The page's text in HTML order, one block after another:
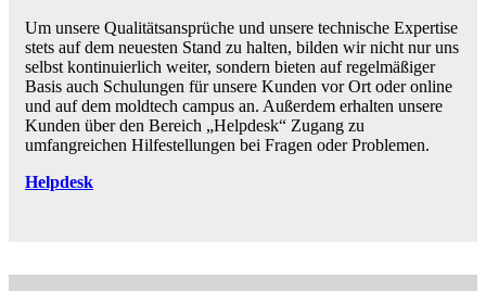
Um unsere Qualitätsansprüche und unsere technische Expertise
stets auf dem neuesten Stand zu halten, bilden wir nicht nur uns
selbst kontinuierlich weiter, sondern bieten auf regelmäßiger
Basis auch Schulungen für unsere Kunden vor Ort oder online
und auf dem moldtech campus an. Außerdem erhalten unsere
Kunden über den Bereich „Helpdesk“ Zugang zu
umfangreichen Hilfestellungen bei Fragen oder Problemen.
Helpdesk